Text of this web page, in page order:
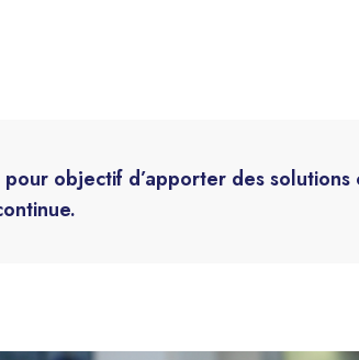
objectif d’apporter des solutions